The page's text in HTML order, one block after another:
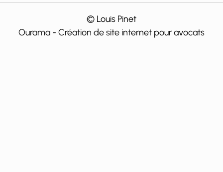
© Louis Pinet
Ourama - Création de site internet pour avocats